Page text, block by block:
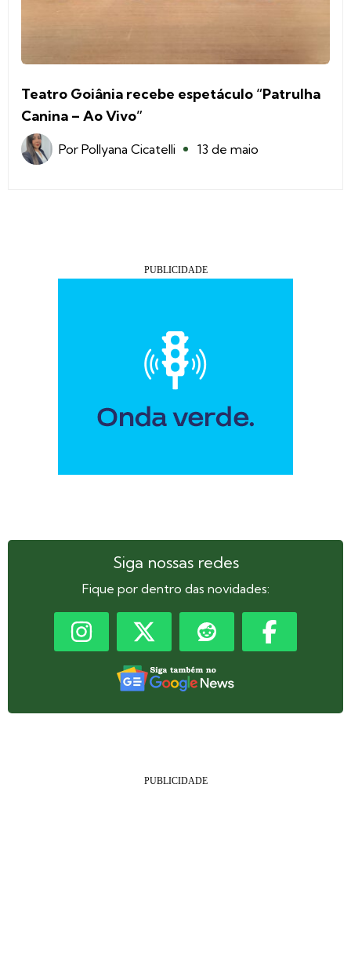
Teatro Goiânia recebe espetáculo “Patrulha
Canina – Ao Vivo”
Por Pollyana Cicatelli 13 de maio
Siga nossas redes
Fique por dentro das novidades: